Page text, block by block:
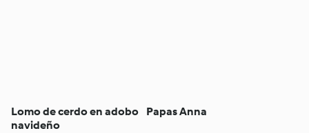
Lomo de cerdo en adobo
navideño
Papas Anna